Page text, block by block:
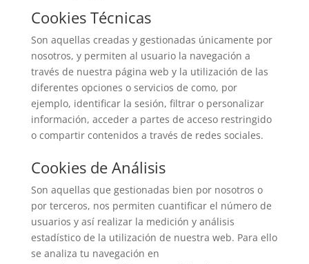
Cookies Técnicas
Son aquellas creadas y gestionadas únicamente por
nosotros, y permiten al usuario la navegación a
través de nuestra página web y la utilización de las
diferentes opciones o servicios de como, por
ejemplo, identificar la sesión, filtrar o personalizar
información, acceder a partes de acceso restringido
o compartir contenidos a través de redes sociales.
Cookies de Análisis
Son aquellas que gestionadas bien por nosotros o
por terceros, nos permiten cuantificar el número de
usuarios y así realizar la medición y análisis
estadístico de la utilización de nuestra web. Para ello
se analiza tu navegación en